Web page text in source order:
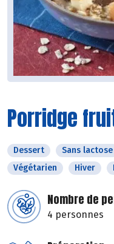
Porridge
Dessert Sans lactose
Végétarien
Hiver
Nombre de
4 personnes